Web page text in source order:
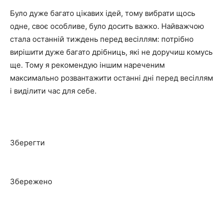
Було дуже багато цікавих ідей, тому вибрати щось
одне, своє особливе, було досить важко. Найважчою
стала останній тиждень перед весіллям: потрібно
вирішити дуже багато дрібниць, які не доручиш комусь
ще. Тому я рекомендую іншим нареченим
максимально розвантажити останні дні перед весіллям
і виділити час для себе.
Зберегти
Збережено